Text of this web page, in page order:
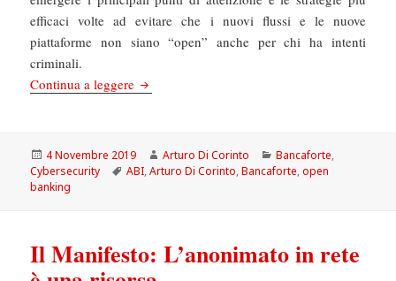
efficaci volte ad evitare che i nuovi flussi e le nuove
piattaforme non siano “open” anche per chi ha intenti
criminali.
Continua a leggere Bancaforte: Open Banking, Open Risk?
Scritto
il
4 Novembre 2019 Autore
Arturo Di Corinto Categorie
Bancaforte,
Cybersecurity
Tag
ABI,Arturo Di Corinto,Bancaforte,open
banking
Il Manifesto: L’anonimato in rete